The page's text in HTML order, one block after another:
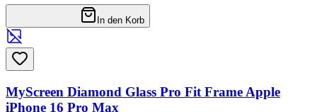
In den Korb
MyScreen Diamond Glass Pro Fit Frame Apple
iPhone 16 Pro Max